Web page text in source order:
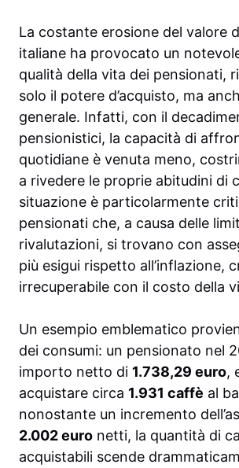
La costante erosione del valore
italiane ha provocato un
qualità della vita dei pensionati,
solo il potere d’acquisto, ma
generale. Infatti, con il
pensionistici, la capacità di
quotidiane è venuta meno,
a rivedere le proprie abitudini di
situazione è particolarmente
pensionati che, a causa delle
rivalutazioni, si trovano con
più esigui rispetto all’inflazione,
irrecuperabile con il costo della
Un esempio emblematico
dei consumi: un pensionato nel
importo netto di 1.738,29 euro,
acquistare circa 1.931 caffè al
nonostante un incremento
2.002 euro netti, la quantità di
acquistabili scende